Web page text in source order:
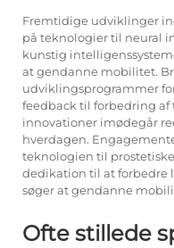
Fremtidige udviklinger
på teknologier til neural
kunstig
at gendanne mobilitet.
udviklingsprogrammer
feedback til forbedring af
innovationer imødegår
hverdagen.
teknologien til
dedikation til at forbedre
søger at gendanne
Ofte stillede